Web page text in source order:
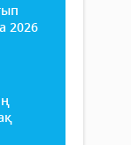
2026